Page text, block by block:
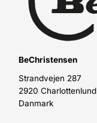
BeChristensen
Strandvejen 287
2920 Charlottenlund
Danmark